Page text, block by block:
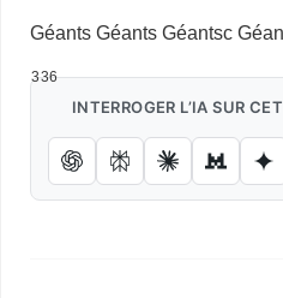
Géants Géants Géantsc
336
INTERROGER L’IA SUR